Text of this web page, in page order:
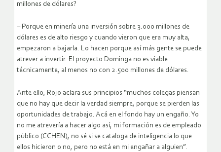
millones de dólares?
– Porque en minería una inversión sobre 3.000 millones de
dólares es de alto riesgo y cuando vieron que era muy alta,
empezaron a bajarla. Lo hacen porque así más gente se puede
atrever a invertir. El proyecto Dominga no es viable
técnicamente, al menos no con 2.500 millones de dólares.
Ante ello, Rojo aclara sus principios “muchos colegas piensan
que no hay que decir la verdad siempre, porque se pierden las
oportunidades de trabajo. Acá en el fondo hay un engaño. Yo
no me atrevería a hacer algo así, mi formación es de empleado
público (CCHEN), no sé si se cataloga de inteligencia lo que
ellos hicieron o no, pero no está en mi engañar a alguien”.